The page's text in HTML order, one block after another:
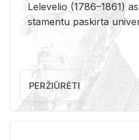
Le­le­ve­lio (1786–1861)
sta­men­tu pa­skir­ta
PERŽIŪRĖTI